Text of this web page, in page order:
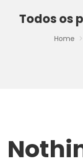
Todos os
Home